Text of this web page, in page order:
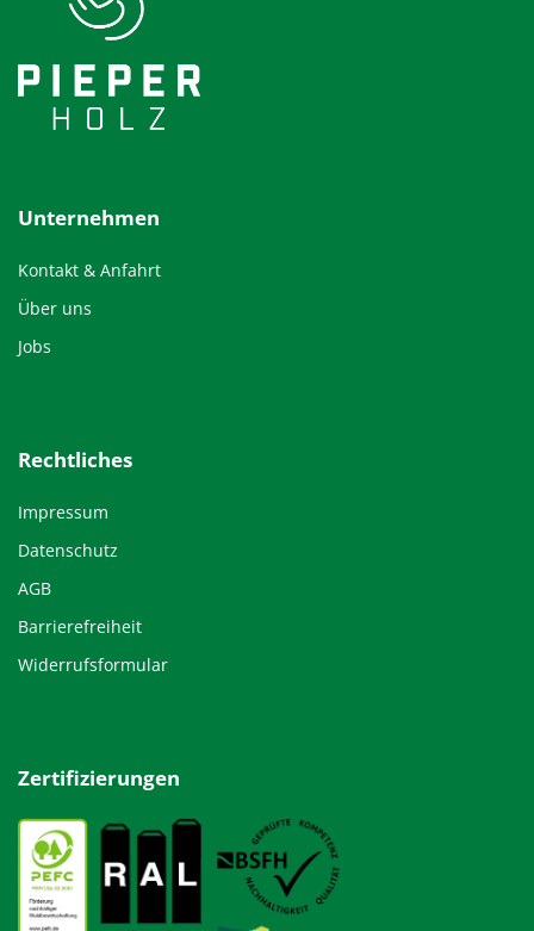
Unternehmen
Kontakt & Anfahrt
Über uns
Jobs
Rechtliches
Impressum
Datenschutz
AGB
Barrierefreiheit
Widerrufsformular
Zertifizierungen